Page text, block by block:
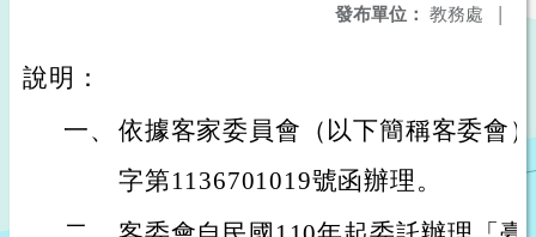
發布單位： 教務處 |
說明：
一、 依據客家委員會（以下簡稱客委會
字第1136701019號函辦理。